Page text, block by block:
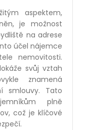
aspektem,
je možnost
na adrese
účel nájemce
nemovitosti.
svůj vztah
znamená
smlouvy. Tato
plně
což je klíčové